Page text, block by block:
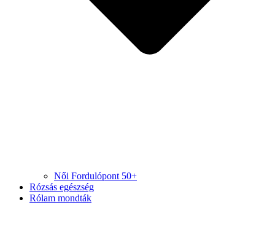
Női Fordulópont 50+
Rózsás egészség
Rólam mondták